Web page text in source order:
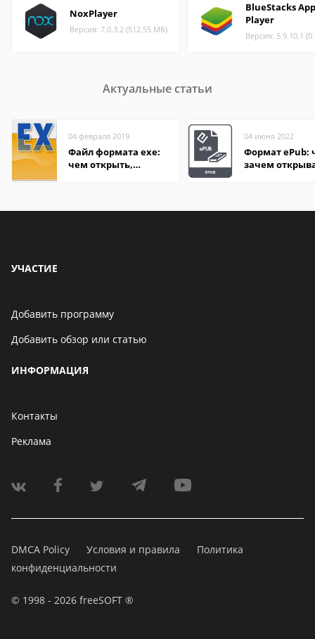
NoxPlayer
Версия: 7.0.3.2 (512.55 МБ)
BlueStacks App
Player
Версия: 5.9.10.1
Актуальные статьи
04 февраля 2019
Файл формата exe:
чем открыть,
04 июня 2022
Формат ePub:
зачем
УЧАСТИЕ
Добавить программу
Добавить обзор или статью
ИНФОРМАЦИЯ
Контакты
Реклама
DMCA Policy Условия и правила
Политика
конфиденциальности
© 1998 - 2026 freeSOFT ®